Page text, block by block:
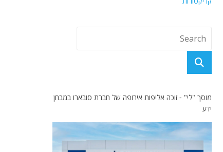
מוסך "לי" - זוכה אליפות אירופה של חברת סובארו במבחן
ידע